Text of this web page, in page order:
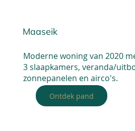
Maaseik
Moderne woning van 2020
3 slaapkamers, veranda/
zonnepanelen en airco's.
Ontdek pand